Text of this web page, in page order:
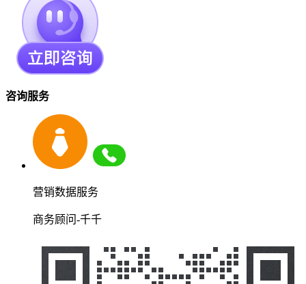
咨询服务
营销数据服务
商务顾问-千千